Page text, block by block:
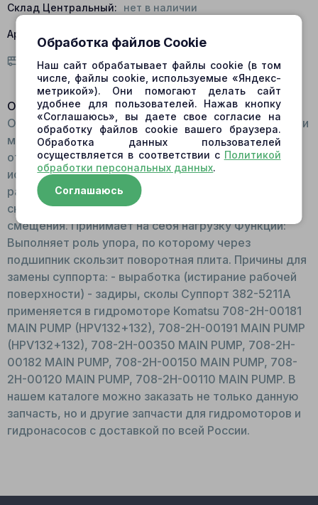
Склад Центральный: нет в наличии
Артикул:
Условия доставки
Описание:
Общий вид: Монолитная конструкция с посадочными
местами для подшипников и центральным
отверстием для вала. При изготовлении запчасти
используется высокопрочная сталь. Принцип
работы: В суппорт устанавливается подшипник
скольжения на штифты для предотвращения его
смещения. Принимает на себя нагрузку Функции:
Выполняет роль упора, по которому через
подшипник скользит поворотная плита. Причины для
замены суппорта: - выработка (истирание рабочей
поверхности) - задиры, сколы Суппорт 382-5211A
применяется в гидромоторе Komatsu 708-2H-00181
MAIN PUMP (HPV132+132), 708-2H-00191 MAIN PUMP
(HPV132+132), 708-2H-00350 MAIN PUMP, 708-2H-
00182 MAIN PUMP, 708-2H-00150 MAIN PUMP, 708-
2H-00120 MAIN PUMP, 708-2H-00110 MAIN PUMP. В
нашем каталоге можно заказать не только данную
запчасть, но и другие запчасти для гидромоторов и
гидронасосов с доставкой по всей России.
Обработка файлов Cookie
Наш сайт обрабатывает файлы cookie (в том
числе, файлы cookie, используемые «Яндекс-
метрикой»). Они помогают делать сайт
удобнее для пользователей. Нажав кнопку
«Соглашаюсь», вы даете свое согласие на
обработку файлов cookie вашего браузера.
Обработка данных пользователей
осуществляется в соответствии с Политикой
обработки персональных данных.
Соглашаюсь